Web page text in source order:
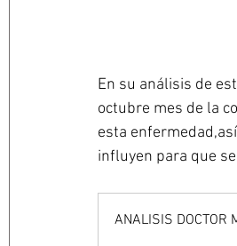
En su análisis de
octubre mes de la
esta
influyen para que
ANALISIS DOCTOR